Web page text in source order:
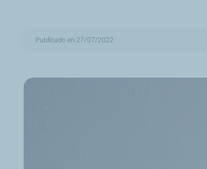
Publicado en 27/07/2022